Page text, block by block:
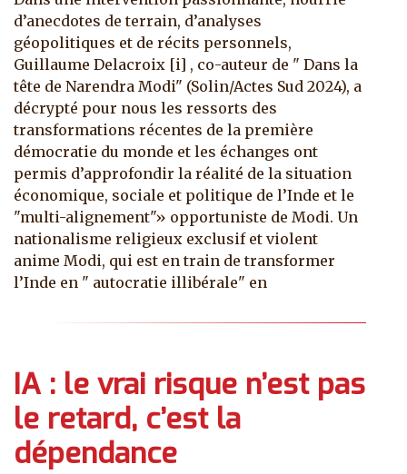
d’anecdotes de terrain, d’analyses
géopolitiques et de récits personnels,
Guillaume Delacroix [i] , co-auteur de " Dans la
tête de Narendra Modi" (Solin/Actes Sud 2024), a
décrypté pour nous les ressorts des
transformations récentes de la première
démocratie du monde et les échanges ont
permis d’approfondir la réalité de la situation
économique, sociale et politique de l’Inde et le
"multi-alignement"» opportuniste de Modi. Un
nationalisme religieux exclusif et violent
anime Modi, qui est en train de transformer
l’Inde en " autocratie illibérale" en
IA : le vrai risque n’est pas
le retard, c’est la
dépendance